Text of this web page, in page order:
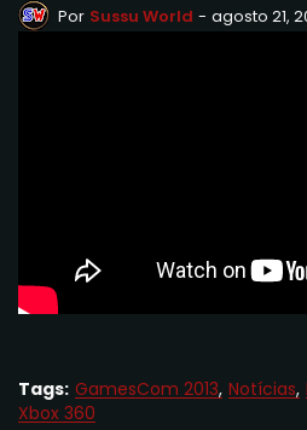
Por Sussu World - agosto 21,
Tags: GamesCom 2013 Notícias
Xbox 360